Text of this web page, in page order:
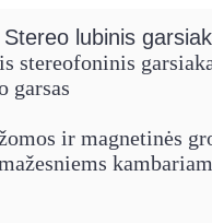
lubinis
stereofoninis
garsas
ir magnetinės